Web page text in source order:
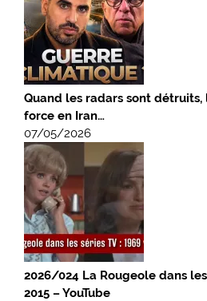
Quand les radars sont
force en Iran…
07/05/2026
2026/024 La Rougeole dans les
2015 – YouTube